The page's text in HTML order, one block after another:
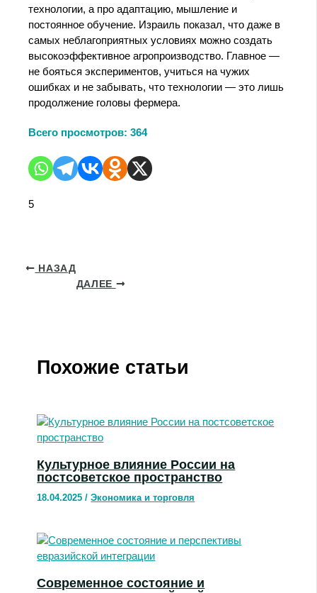
технологии, а про адаптацию, мышление и
постоянное обучение. Израиль показал, что даже в
самых неблагоприятных условиях можно создать
высокоэффективное агропроизводство. Главное —
не бояться экспериментов, учиться на чужих
ошибках и не забывать, что технологии — это лишь
продолжение головы фермера.
Всего просмотров: 364
5
НАЗАД
ДАЛЕЕ
Похожие статьи
Культурное влияние России на
постсоветское пространство
18.04.2025/Экономика и торговля
Современное состояние и